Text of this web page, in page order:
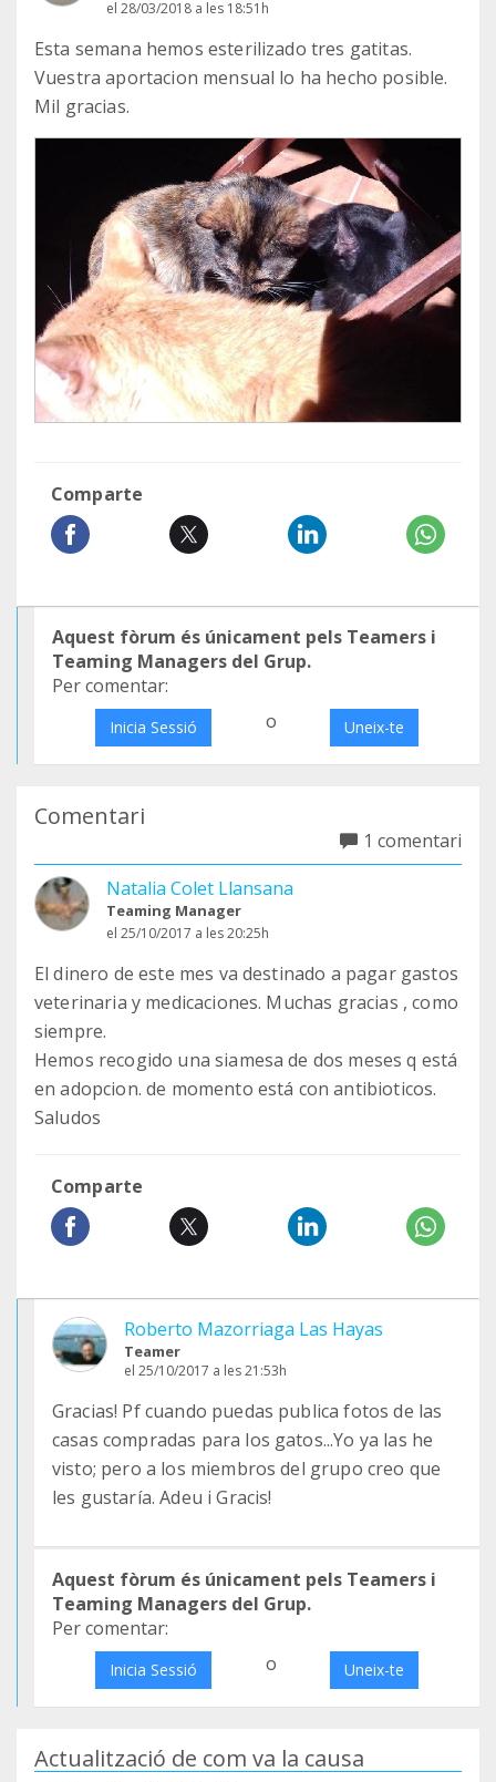
el 28/03/2018 a les 18:51h
Esta semana hemos esterilizado tres gatitas.
Vuestra aportacion mensual lo ha hecho posible.
Mil gracias.
Comparte
Aquest fòrum és únicament pels Teamers i
Teaming Managers del Grup.
Per comentar:
Inicia Sessió o Uneix-te
Comentari
1 comentari
Natalia Colet Llansana
Teaming Manager
el 25/10/2017 a les 20:25h
El dinero de este mes va destinado a pagar gastos
veterinaria y medicaciones. Muchas gracias , como
siempre.
Hemos recogido una siamesa de dos meses q está
en adopcion. de momento está con antibioticos.
Saludos
Comparte
Roberto Mazorriaga Las Hayas
Teamer
el 25/10/2017 a les 21:53h
Gracias! Pf cuando puedas publica fotos de las
casas compradas para los gatos...Yo ya las he
visto; pero a los miembros del grupo creo que
les gustaría. Adeu i Gracis!
Aquest fòrum és únicament pels Teamers i
Teaming Managers del Grup.
Per comentar:
Inicia Sessió o Uneix-te
Actualització de com va la causa